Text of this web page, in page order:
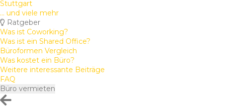
Stuttgart
... und viele mehr
Ratgeber
Was ist Coworking?
Was ist ein Shared Office?
Büroformen Vergleich
Was kostet ein Büro?
Weitere interessante Beiträge
FAQ
Büro vermieten